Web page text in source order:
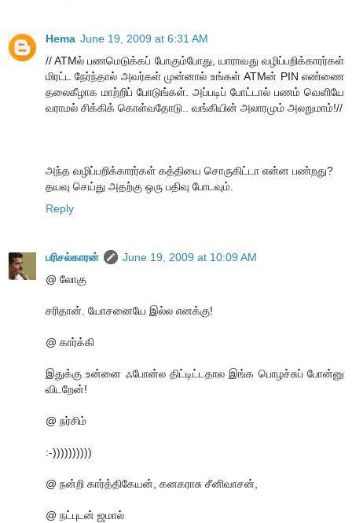
Hema June 19, 2009 at 6:31 AM
// ATMல் பணமெடுக்கப் போகும்போது, யாராவது வழிப்பறிக்காரர்கள்
மிரட்ட நேர்ந்தால் அவர்கள் முன்னால் உங்கள் ATMன் PIN எண்ணை
தலைகீழாக மாற்றிப் போடுங்கள். அப்படிப் போட்டால் பணம் வெளியே
வராமல் சிக்கிக் கொள்வதோடு.. வங்கியின் அலாரமும் அலறுமாம்!//
அந்த வழிப்பறிக்காரர்கள் கத்தியை சொருகிட்டா என்ன பண்றது?
தயவு செய்து அதற்கு ஒரு பதிவு போடவும்.
Reply
பரிசல்காரன்
June 19, 2009 at 10:09 AM
@ லோகு
சரிதான். யோசனையே இல்ல எனக்கு!
@ கார்க்கி
இதுக்கு உன்னை ஃபோன்ல திட்டிட்டதால இங்க பொழச்சுப் போன்னு
விடறேன்!
@ நர்சிம்
:-))))))))))
@ நன்றி கார்த்திகேயன், கனகராசு சீனிவாசன்,
@ நட்புடன் ஜமால்